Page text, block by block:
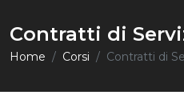
Contratti di
Home Corsi Contratti di